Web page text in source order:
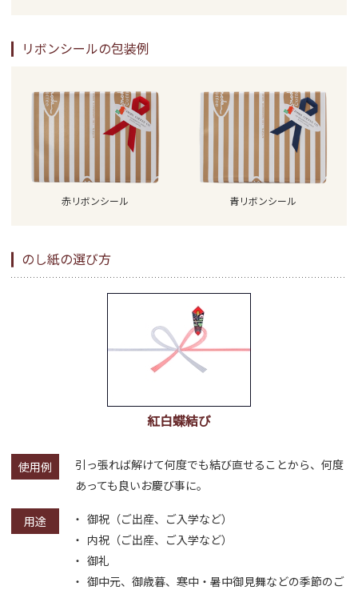
リボンシールの包装例
赤リボンシール 青リボンシール
のし紙の選び方
紅白蝶結び
使用例
引っ張れば解けて何度でも結び直せることから、何度
あっても良いお慶び事に。
用途
御祝（ご出産、ご入学など）
内祝（ご出産、ご入学など）
御礼
御中元、御歳暮、寒中・暑中御見舞などの季節のご